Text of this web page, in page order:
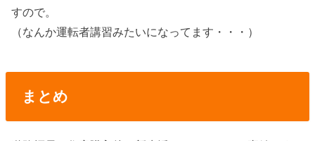
すので。
（なんか運転者講習みたいになってます・・・）
まとめ